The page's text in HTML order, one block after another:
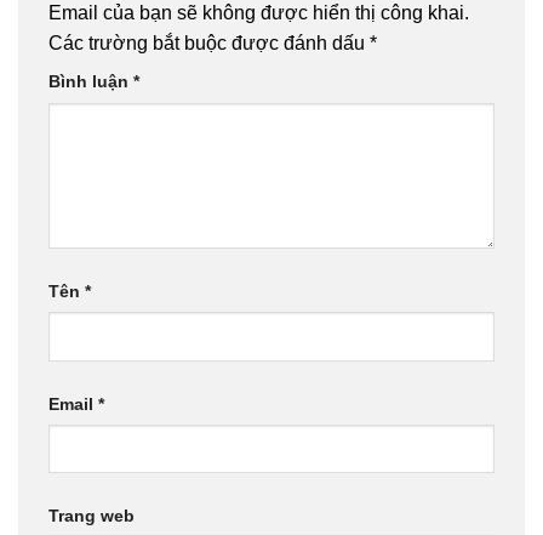
Email của bạn sẽ không được hiển thị công khai.
Các trường bắt buộc được đánh dấu *
Bình luận *
Tên *
Email *
Trang web